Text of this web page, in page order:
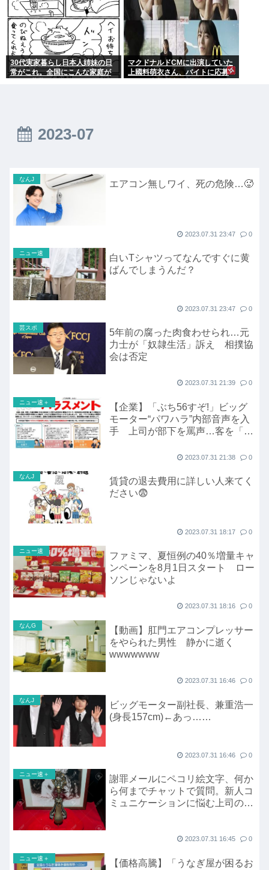
30代実家暮らし日本人姉妹の日
常がこれ。全国にこんな家庭が
マクドナルドCMに出演していた
上國料萌衣さん、バイトに応募
2023-07
なんJ エアコン無しワイ、死の危険…🥵
2023.07.31 23:47 0
ニュー速
白いTシャツってなんですぐに黄
ばんでしまうんだ？
2023.07.31 23:47 0
芸スポ
5年前の腐った肉食わせられ…元
力士が「奴隷生活」訴え 相撲協
会は否定
2023.07.31 21:39 0
ニュー速＋
【企業】「ぶち56すぞ!」ビッグ
モーター“パワハラ”内部音声を入
手 上司が部下を罵声…客を「し
2023.07.31 21:38 0
なんJ
賃貸の退去費用に詳しい人来てく
ださい😨
2023.07.31 18:17 0
ニュー速
ファミマ、夏恒例の40％増量キャ
ンペーンを8月1日スタート ロー
ソンじゃないよ
2023.07.31 18:16 0
なんG
【動画】肛門エアコンプレッサー
をやられた男性 静かに逝く
wwwwwww
2023.07.31 16:46 0
なんJ
ビッグモーター副社長、兼重浩一
(身長157cm)←あっ……
2023.07.31 16:46 0
ニュー速＋
謝罪メールにペコリ絵文字、何か
ら何までチャットで質問。新人コ
ミュニケーションに悩む上司の苦
2023.07.31 16:45 0
ニュー速＋
【価格高騰】「うなぎ屋が困るお